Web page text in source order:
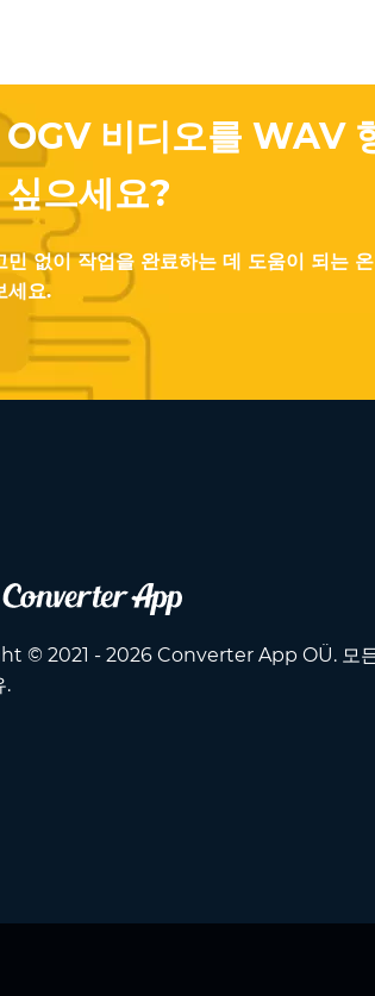
비디오를 WAV
으세요?
민 없이 작업을 완료하는 데 도움이 되는
세요.
© 2021 - 2026 Converter App OÜ. 모
.